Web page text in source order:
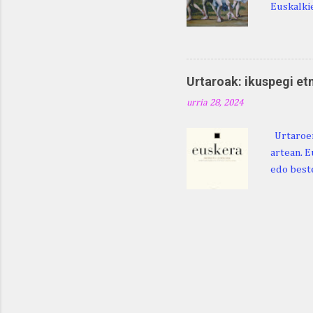
ditugu:
zarra da
Martina
Martina .
Urtaroak: ikuspegi
urria 28, 2024
artean.
edo